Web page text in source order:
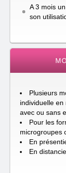
A 3 mois
son
Plusieurs
individuelle en
avec ou sans
Pour les
microgroupes
En
En